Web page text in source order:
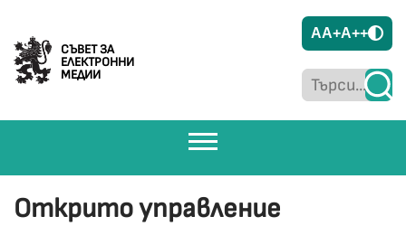
СЪВЕТ ЗА
ЕЛЕКТРОННИ
МЕДИИ
AA+A++
Открито управление